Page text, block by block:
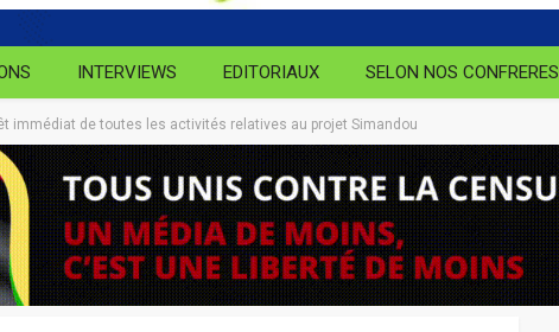
INTERVIEWS EDITORIAUX SELON NOS CONFRERES
immédiat de toutes les activités relatives au projet Simandou